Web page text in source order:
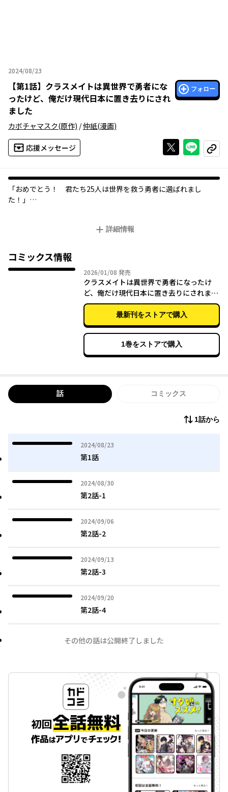
2024/08/23
2024年08月23日
【第1話】 クラスメイトは異世界で勇者にな
ったけど、俺だけ現代日本に置き去りにされ
ました
フォロー
カボチャマスク(原作) /仲紙(漫画)
応援メッセージ Xで投稿する
ライン
コピー
「おめでとう！ 君たち25人は世界を救う勇者に選ばれまし
た！」
26人の生徒は異世界で勇者になれるよう、スキルやチート能力を
その人数は25人――転校したばかりでカウントされていなかった少
年・伊織修は現代日本に置き去りにされた。
異世界で鍛練し、来る勇者としての戦いに備えるクラスメイトと
は違い、平和な日本で修は与えられたステータスの研究に没頭す
る。密かにスキルの性能の試行錯誤をしつつ、その力で時折身の
回りの人助けをしていた修だが、いつの間にか世界の組織から狙
詳細情報
コミックス情報
2026/01/08 2026年01月08日
発売
クラスメイトは異世界で勇者になったけ
ど、俺だけ現代日本に置き去りにされまし
た（２）
最新刊をストアで購入
1巻をストアで購入
話 コミックス
1話から
2024/08/23
2024年08月23日
第1話
2024/08/30
2024年08月30日
第2話-1
2024/09/06
2024年09月06日
第2話-2
2024/09/13
2024年09月13日
第2話-3
2024/09/20
2024年09月20日
第2話-4
その他の話は公開終了しました